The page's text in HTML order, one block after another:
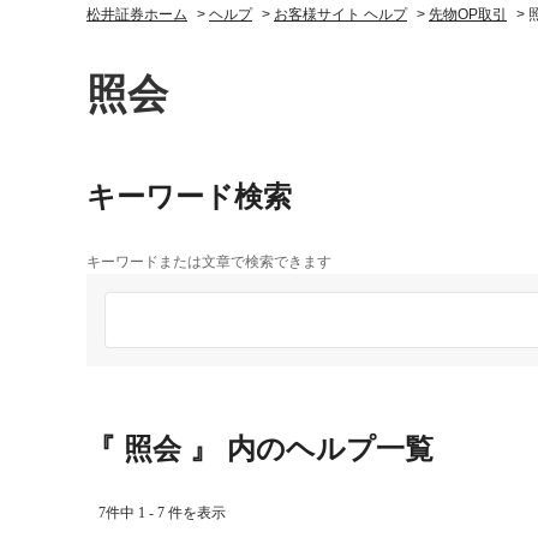
松井証券ホーム > ヘルプ > お客様サイト ヘルプ > 先物OP取引 >
照会
キーワード検索
キーワードまたは文章で検索できます
『 照会 』 内のヘルプ一覧
7件中 1 - 7 件を表示